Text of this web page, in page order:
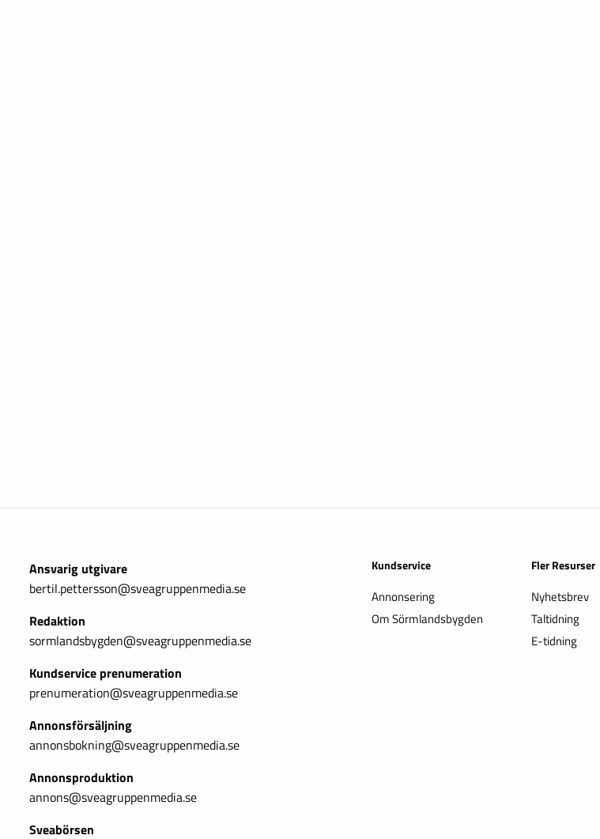
Ansvarig utgivare
bertil.pettersson@sveagruppenmedia.se
Redaktion
sormlandsbygden@sveagruppenmedia.se
Kundservice prenumeration
prenumeration@sveagruppenmedia.se
Annonsförsäljning
annonsbokning@sveagruppenmedia.se
Annonsproduktion
annons@sveagruppenmedia.se
Sveabörsen
Kundservice
Annonsering
Om Sörmlandsbygden
Fler Resurser
Nyhetsbrev
Taltidning
E-tidning